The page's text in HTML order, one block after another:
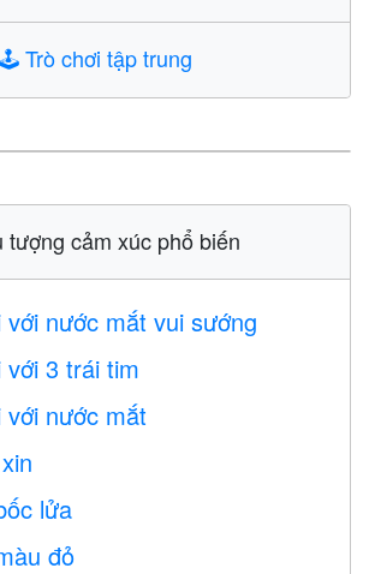
🕹️Trò chơi tập trung
tượng cảm xúc phổ biến
nước mắt vui sướng
3 trái tim
nước mắt
lửa
đỏ